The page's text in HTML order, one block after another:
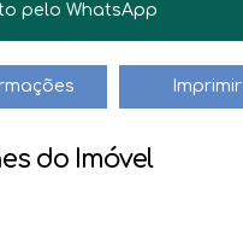
pelo WhatsApp
Imprimir
do Imóvel